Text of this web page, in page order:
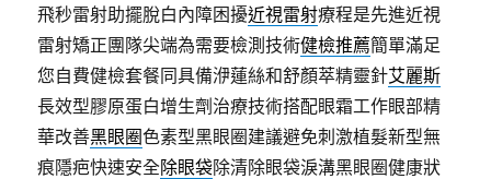
飛秒雷射助擺脫白內障困擾近視雷射療程是先進近視
雷射矯正團隊尖端為需要檢測技術健檢推薦簡單滿足
您自費健檢套餐同具備洢蓮絲和舒顏萃精靈針艾麗斯
長效型膠原蛋白增生劑治療技術搭配眼霜工作眼部精
華改善黑眼圈色素型黑眼圈建議避免刺激植髮新型無
痕隱疤快速安全除眼袋除清除眼袋淚溝黑眼圈健康狀